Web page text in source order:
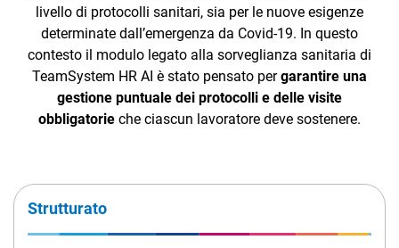
Ecommerce
Email Marketing
Fatturazione
Financial Solutions
Trust Services
TeamSystem Corporate
Portale per l'HR e per il
Dipendente
livello di protocolli sanitari, sia per le nuove esigenze
determinate dall’emergenza da Covid-19. In questo
contesto il modulo legato alla sorveglianza sanitaria di
TeamSystem HR AI è stato pensato pergarantire una
gestione puntuale dei protocolli e delle visite
obbligatorie che ciascun lavoratore deve sostenere.
Strutturato